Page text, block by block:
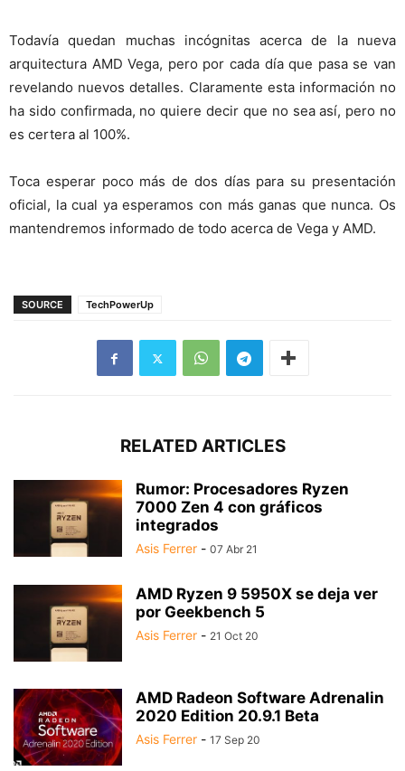
Todavía quedan muchas incógnitas acerca de la nueva
arquitectura AMD Vega, pero por cada día que pasa se van
revelando nuevos detalles. Claramente esta información no
ha sido confirmada, no quiere decir que no sea así, pero no
es certera al 100%.
Toca esperar poco más de dos días para su presentación
oficial, la cual ya esperamos con más ganas que nunca. Os
mantendremos informado de todo acerca de Vega y AMD.
SOURCE TechPowerUp
RELATED ARTICLES
Rumor: Procesadores Ryzen
7000 Zen 4 con gráficos
integrados
Asis Ferrer - 07 Abr 21
AMD Ryzen 9 5950X se deja ver
por Geekbench 5
Asis Ferrer - 21 Oct 20
AMD Radeon Software Adrenalin
2020 Edition 20.9.1 Beta
Asis Ferrer - 17 Sep 20